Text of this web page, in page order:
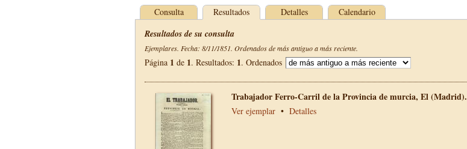
Consulta Resultados Detalles Calendario
Resultados de su consulta
Ejemplares. Fecha: 8/11/1851. Ordenados de más antiguo a más reciente.
Página 1 de 1. Resultados: 1. Ordenados
Trabajador Ferro-Carril de la Provincia de murcia, El (Madrid).
Ver ejemplar • Detalles